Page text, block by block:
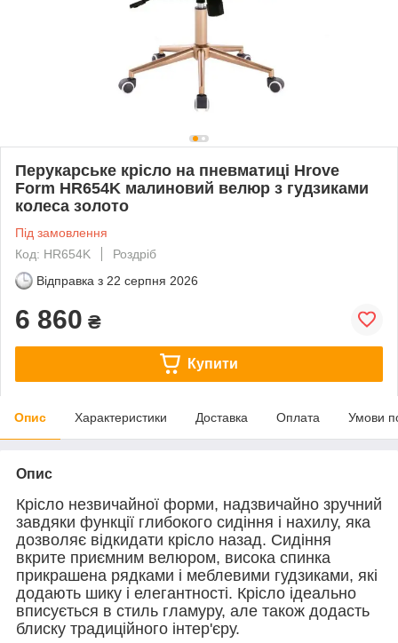
Перукарське крісло на пневматиці Hrove
Form HR654K малиновий велюр з гудзиками
колеса золото
Під замовлення
Код: HR654K
Роздріб
Відправка з 22 серпня 2026
6 860 ₴
Купити
Опис Характеристики Доставка Оплата Умови
Опис
Крісло незвичайної форми, надзвичайно зручний
завдяки функції глибокого сидіння і нахилу, яка
дозволяє відкидати крісло назад. Сидіння
вкрите приємним велюром, висока спинка
прикрашена рядками і меблевими гудзиками, які
додають шику і елегантності. Крісло ідеально
вписується в стиль гламуру, але також додасть
блиску традиційного інтер'єру.